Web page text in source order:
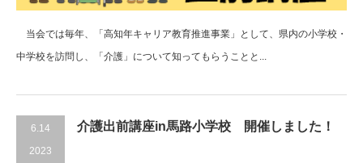
当会では毎年、「高知年キャリア教育推進事業」として、県内の小学校・
中学校を訪問し、「介護」について知ってもらうことと...
6.14
2023
介護出前講座in馬路小学校 開催しました！